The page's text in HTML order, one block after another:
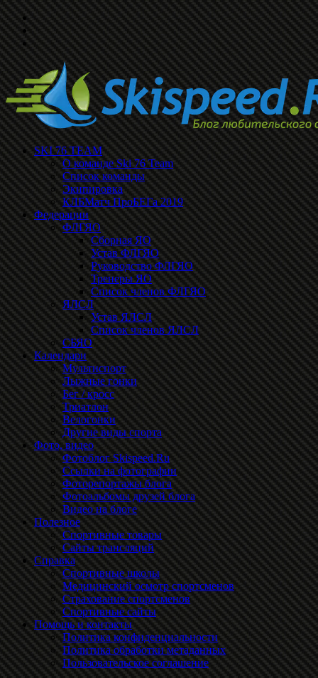
SKI 76 TEAM
О команде Ski 76 Team
Список команды
Экипировка
КЛБМатч ПроБЕГа 2019
Федерации
ФЛГЯО
Сборная ЯО
Устав ФЛГЯО
Руководство ФЛГЯО
Тренеры ЯО
Список членов ФЛГЯО
ЯЛСЛ
Устав ЯЛСЛ
Список членов ЯЛСЛ
СБЯО
Календари
Мультиспорт
Лыжные гонки
Бег / кросс
Триатлон
Велогонки
Другие виды спорта
Фото, видео
Фотоблог Skispeed.Ru
Ссылки на фотографии
Фоторепортажы блога
Фотоальбомы друзей блога
Видео на блоге
Полезное
Спортивные товары
Сайты трансляций
Справка
Спортивные школы
Медицинский осмотр спортсменов
Страхование спортсменов
Спортивные сайты
Помощь и контакты
Политика конфиденциальности
Политика обработки метаданных
Пользовательское соглашение